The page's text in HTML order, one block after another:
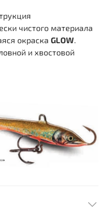
чистого материала
окраска GLOW
и хвостовой